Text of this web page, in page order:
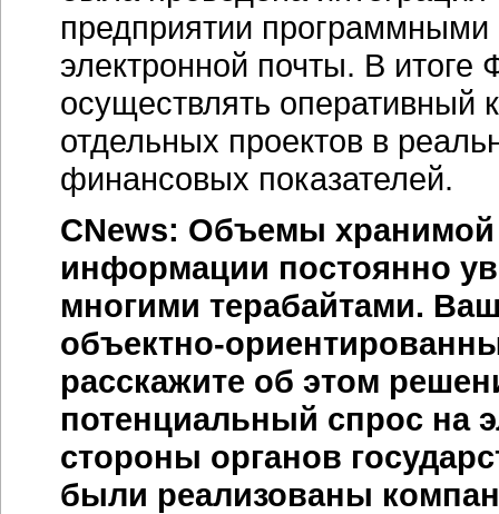
предприятии
электронной почты. В
осуществлять оперативный
отдельных проектов в
финансовых показателей.
CNews: Объемы хранимой
информации постоянно
многими терабайтами.
объектно-
расскажите об этом
потенциальный спрос на
стороны органов
были реализованы